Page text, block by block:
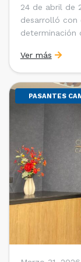
24 de abril de
desarrolló con
determinación
Universidad
de la
[…]
Ver más
PASANTES